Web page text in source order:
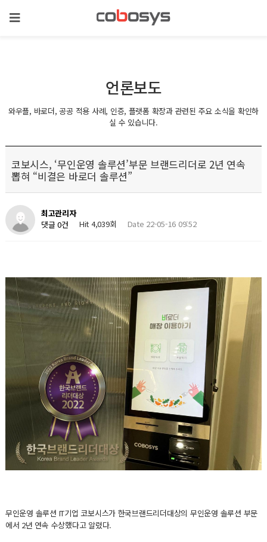
언론보도
와우플, 바로더, 공공 적용 사례, 인증, 플랫폼 확장과 관련된 주요 소식을 확인하
실 수 있습니다.
코보시스, ‘무인운영 솔루션’부문 브랜드리더로 2년 연속
뽑혀 “비결은 바로더 솔루션”
최고관리자
댓글 0건
Hit 4,039회 Date 22-05-16 09:52
무인운영 솔루션 IT기업 코보시스가 한국브랜드리더대상의 무인운영 솔루션 부문
에서 2년 연속 수상했다고 알렸다.